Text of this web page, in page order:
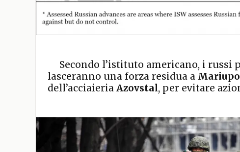
Secondo l’istituto americano, i russi
lasceranno una forza residua a
dell’acciaieria Azovstal, per evitare